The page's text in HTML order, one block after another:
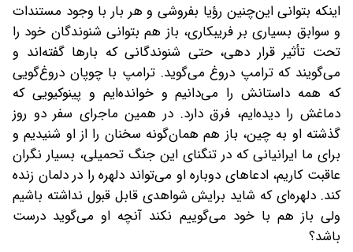
اینکه بتوانی این‌چنین رؤیا بفروشی و هر بار با وجود مستندات
و سوابق بسیاری بر فریبکاری، باز هم بتوانی شنوندگان خود را
تحت تأثیر قرار دهی، حتی شنوندگانی که بارها گفته‌اند و
می‌گویند که ترامپ دروغ می‌گوید. ترامپ با چوپان دروغ‌گویی
که همه داستانش را می‌دانیم و خوانده‌ایم و پینوکیویی که
دماغش را دیده‌ایم، فرق دارد. در همین ماجرای سفر دو روز
گذشته او به چین، باز هم همان‌گونه سخنان را از او شنیدیم و
برای ما ایرانیانی که در تنگنای این جنگ تحمیلی، بسیار نگران
عاقبت کاریم، ادعاهای دوباره او‌ می‌تواند دلهره را در دلمان زنده
کند. دلهره‌ای که شاید برایش شواهدی قابل قبول نداشته باشیم
ولی باز هم با خود می‌گوییم نکند آنچه او می‌گوید درست
باشد؟